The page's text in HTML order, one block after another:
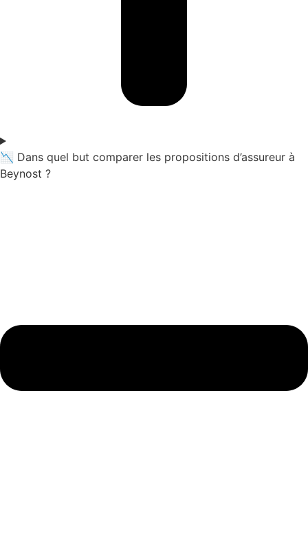
📉 Dans quel but comparer les propositions d’assureur à
Beynost ?